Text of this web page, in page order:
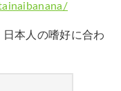
本人の嗜好に合わ